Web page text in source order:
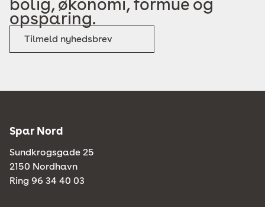
bolig, økonomi, formue og
opsparing.
Tilmeld nyhedsbrev
Spar Nord
Sundkrogsgade 25
2150 Nordhavn
Ring 96 34 40 03